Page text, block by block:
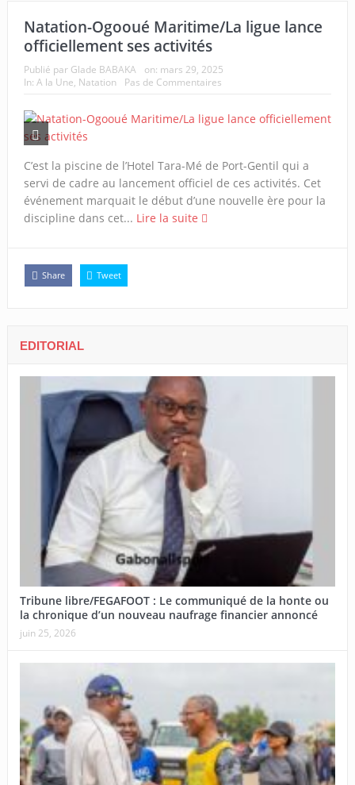
Natation-Ogooué Maritime/La ligue lance
officiellement ses activités
Publié par Glade BABAKA on: mars 29, 2025
In: A la Une, Natation Pas de Commentaires
C’est la piscine de l’Hotel Tara-Mé de Port-Gentil qui a
servi de cadre au lancement officiel de ces activités. Cet
événement marquait le début d’une nouvelle ère pour la
discipline dans cet... Lire la suite
Share Tweet
EDITORIAL
Tribune libre/FEGAFOOT : Le communiqué de la honte ou
la chronique d’un nouveau naufrage financier annoncé
juin 25, 2026